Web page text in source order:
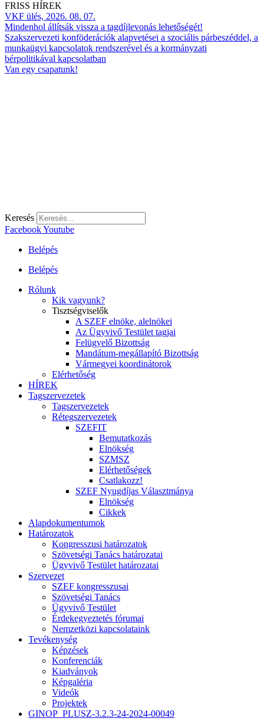
FRISS HÍREK
VKF ülés, 2026. 08. 07.
Mindenhol állítsák vissza a tagdíjlevonás lehetőségét!
Szakszervezeti konföderációk alapvetései a szociális párbeszéddel, a
munkaügyi kapcsolatok rendszerével és a kormányzati
bérpolitikával kapcsolatban
Van egy csapatunk!
Keresés
FacebookYoutube
Belépés
Belépés
Rólunk
Kik vagyunk?
Tisztségviselők
A SZEF elnöke, alelnökei
Az Ügyvivő Testület tagjai
Felügyelő Bizottság
Mandátum-megállapító Bizottság
Vármegyei koordinátorok
Elérhetőség
HÍREK
Tagszervezetek
Tagszervezetek
Rétegszervezetek
SZEFIT
Bemutatkozás
Elnökség
SZMSZ
Elérhetőségek
Csatlakozz!
SZEF Nyugdíjas Választmánya
Elnökség
Cikkek
Alapdokumentumok
Határozatok
Kongresszusi határozatok
Szövetségi Tanács határozatai
Ügyvivő Testület határozatai
Szervezet
SZEF kongresszusai
Szövetségi Tanács
Ügyvivő Testület
Érdekegyeztetés fórumai
Nemzetközi kapcsolataink
Tevékenység
Képzések
Konferenciák
Kiadványok
Képgaléria
Videók
Projektek
GINOP_PLUSZ-3.2.3-24-2024-00049